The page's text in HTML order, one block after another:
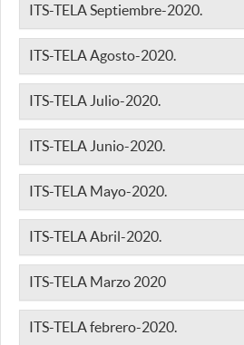
ITS-TELA Septiembre-2020.
ITS-TELA Agosto-2020.
ITS-TELA Julio-2020.
ITS-TELA Junio-2020.
ITS-TELA Mayo-2020.
ITS-TELA Abril-2020.
ITS-TELA Marzo 2020
ITS-TELA febrero-2020.